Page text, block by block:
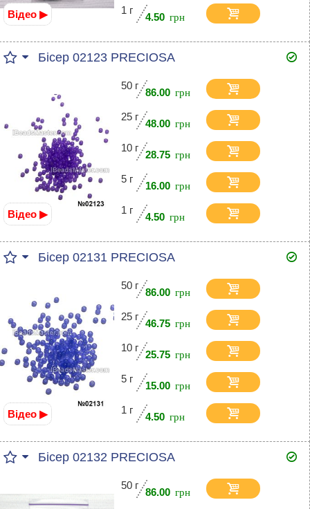
Відео ▶ 1 г
4.50
Бісер 02123 PRECIOSA
Відео ▶
50 г
86.00
25 г
48.00
10 г
28.75
5 г
16.00
1 г
4.50
Бісер 02131 PRECIOSA
Відео ▶
50 г
86.00
25 г
46.75
10 г
25.75
5 г
15.00
1 г
4.50
Бісер 02132 PRECIOSA
50 г
86.00